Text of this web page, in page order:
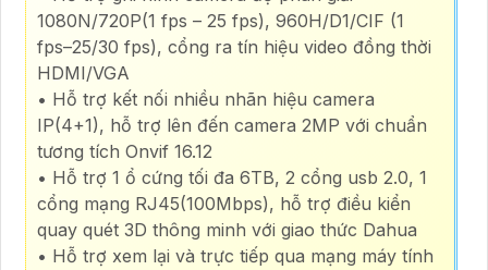
1080N/720P(1 fps – 25 fps), 960H/D1/CIF (1
fps–25/30 fps), cổng ra tín hiệu video đồng thời
HDMI/VGA
• Hỗ trợ kết nối nhiều nhãn hiệu camera
IP(4+1), hỗ trợ lên đến camera 2MP với chuẩn
tương tích Onvif 16.12
• Hỗ trợ 1 ổ cứng tối đa 6TB, 2 cổng usb 2.0, 1
cổng mạng RJ45(100Mbps), hỗ trợ điều kiển
quay quét 3D thông minh với giao thức Dahua
• Hỗ trợ xem lại và trực tiếp qua mạng máy tính